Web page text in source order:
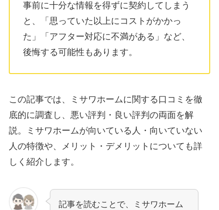
事前に十分な情報を得ずに契約してしまう
と、「思っていた以上にコストがかかっ
た」「アフター対応に不満がある」など、
後悔する可能性もあります。
この記事では、ミサワホームに関する口コミを徹
底的に調査し、悪い評判・良い評判の両面を解
説。ミサワホームが向いている人・向いていない
人の特徴や、メリット・デメリットについても詳
しく紹介します。
記事を読むことで、ミサワホーム